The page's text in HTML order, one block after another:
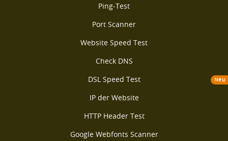
Ping-Test
Port Scanner
Website Speed Test
Check DNS
DSL Speed Test
Neu
IP der Website
HTTP Header Test
Google Webfonts Scanner